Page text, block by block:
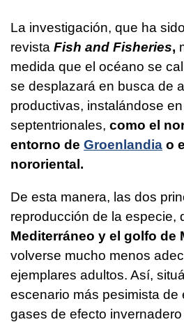
La investigación, que ha
revista Fish and Fisheries,
medida que el océano se
se desplazará en busca de
productivas, instalándose
septentrionales, como el
entorno de Groenlandia o
nororiental.
De esta manera, las dos
reproducción de la especie,
Mediterráneo y el golfo de
volverse mucho menos
ejemplares adultos. Así,
escenario más pesimista de
gases de efecto